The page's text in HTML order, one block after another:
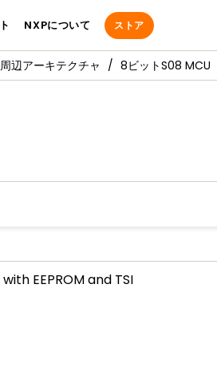
NXPについて ストア
辺アーキテクチャ 8ビットS08 MCU
EEPROM and TSI